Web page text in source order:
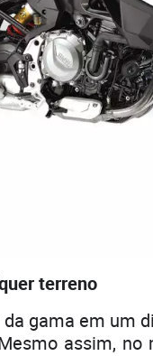
terreno
gama em um
assim,